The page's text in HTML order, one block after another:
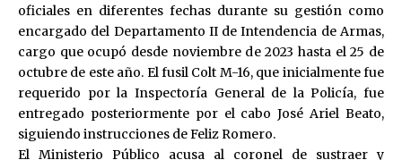
oficiales en diferentes fechas durante su gestión como
encargado del Departamento II de Intendencia de Armas,
cargo que ocupó desde noviembre de 2023 hasta el 25 de
octubre de este año. El fusil Colt M-16, que inicialmente fue
requerido por la Inspectoría General de la Policía, fue
entregado posteriormente por el cabo José Ariel Beato,
siguiendo instrucciones de Feliz Romero.
El Ministerio Público acusa al coronel de sustraer y